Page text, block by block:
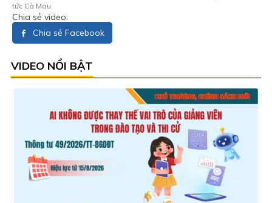
tức Cà Mau
Chia sẻ video:
Chia sẻ Facebook
VIDEO NỔI BẬT